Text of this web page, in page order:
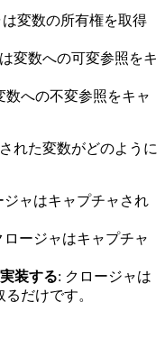
変数の所有権を取得
変数への可変参照をキ
数への不変参照をキャ
れた変数がどのように
ジャはキャプチャされ
ロージャはキャプチャ
装する: クロージャは
だけです。